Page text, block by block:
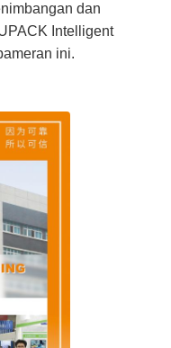
dan
Intelligent
ini.